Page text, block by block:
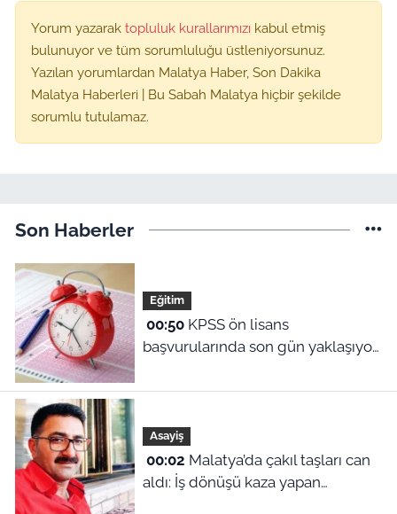
Yorum yazarak topluluk kurallarımızı kabul etmiş
bulunuyor ve tüm sorumluluğu üstleniyorsunuz.
Yazılan yorumlardan Malatya Haber, Son Dakika
Malatya Haberleri | Bu Sabah Malatya hiçbir şekilde
sorumlu tutulamaz.
Son Haberler
Eğitim
00:50KPSS ön lisans
başvurularında son gün yaklaşıyor:
ücreti ne?
Asayiş
00:02
aldı: İş dönüşü kaza yapan